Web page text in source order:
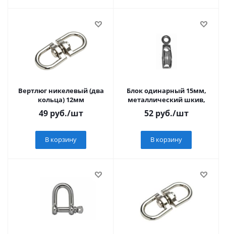
Вертлюг никелевый (два
кольца) 12мм
49руб./шт
В корзину
Блок одинарный 15мм,
металлический шкив,
52руб./шт
В корзину